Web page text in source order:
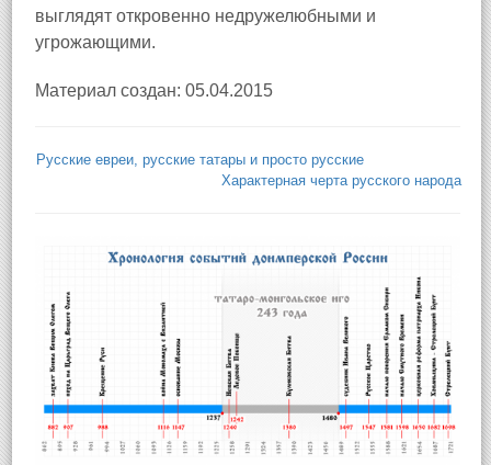
выглядят откровенно недружелюбными и
угрожающими.
Материал создан: 05.04.2015
Русские евреи, русские татары и просто русские
Характерная черта русского народа